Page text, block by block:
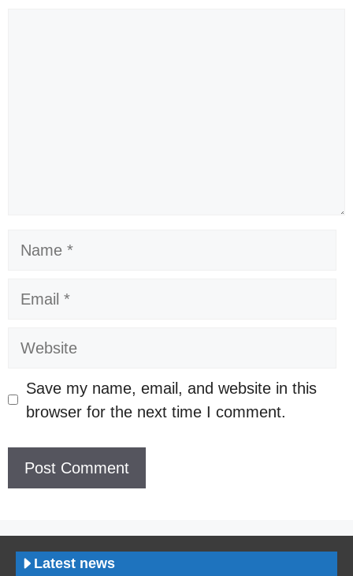
Name
Email
Website
Save my name, email, and website in this
browser for the next time I comment.
Latest news